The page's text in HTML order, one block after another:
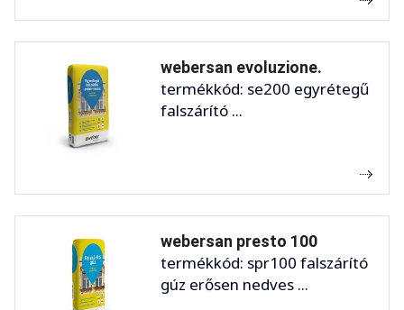
webersan evoluzione.
termékkód: se200 egyrétegű
falszárító ...
webersan presto 100
termékkód: spr100 falszárító
gúz erősen nedves ...